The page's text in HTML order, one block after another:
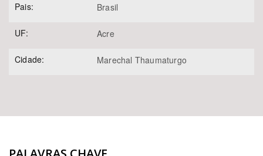
Pais: Brasil
UF: Acre
Cidade: Marechal Thaumaturgo